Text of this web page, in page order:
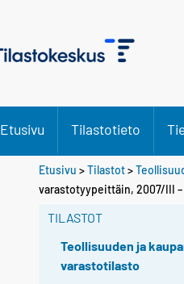
Etusivu Tilastotieto
Etusivu >Tilastot>
varastotyypeittäin, 2007/III
TILASTOT
Teollisuuden ja
varastotilasto